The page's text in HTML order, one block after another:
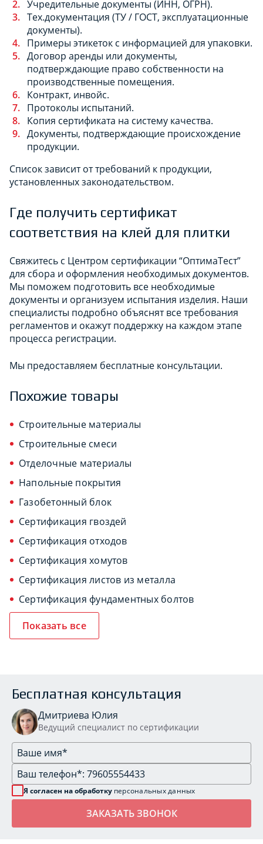
Учредительные документы (ИНН, ОГРН).
Тех.документация (ТУ / ГОСТ, эксплуатационные
документы).
Примеры этикеток с информацией для упаковки.
Договор аренды или документы,
подтверждающие право собственности на
производственные помещения.
Контракт, инвойс.
Протоколы испытаний.
Копия сертификата на систему качества.
Документы, подтверждающие происхождение
продукции.
Список зависит от требований к продукции,
установленных законодательством.
Где получить сертификат
соответствия на клей для плитки
Свяжитесь с Центром сертификации “ОптимаТест”
для сбора и оформления необходимых документов.
Мы поможем подготовить все необходимые
документы и организуем испытания изделия. Наши
специалисты подробно объяснят все требования
регламентов и окажут поддержку на каждом этапе
процесса регистрации.
Мы предоставляем бесплатные консультации.
Похожие товары
Строительные материалы
Строительные смеси
Отделочные материалы
Напольные покрытия
Газобетонный блок
Сертификация гвоздей
Сертификация отходов
Сертификация хомутов
Сертификация листов из металла
Сертификация фундаментных болтов
Показать все
Бесплатная консультация
Дмитриева Юлия
Ведущий специалист по сертификации
Я согласен на обработку персональных данных